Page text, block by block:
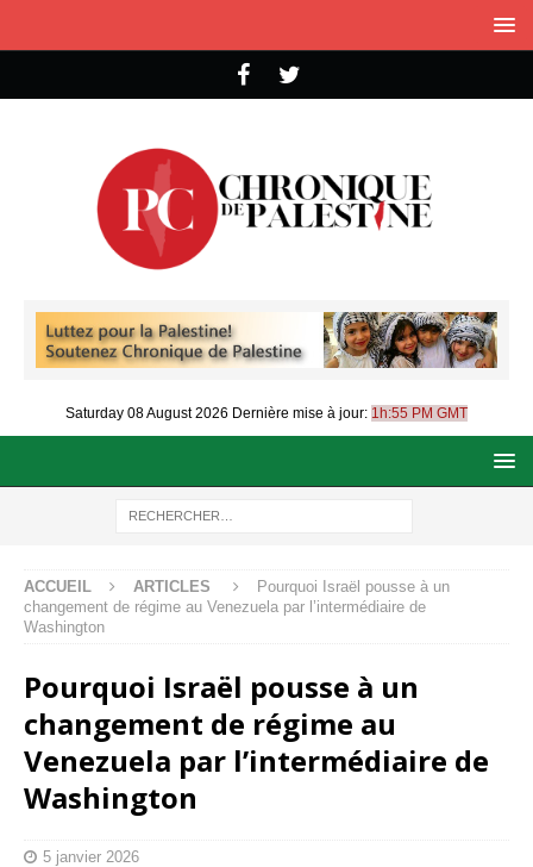
Saturday 08 August 2026 Dernière mise à jour: 1h:55 PM GMT
ACCUEIL ARTICLES
Pourquoi Israël pousse à un
changement de régime au Venezuela par l’intermédiaire de
Washington
Pourquoi Israël pousse à un
changement de régime au
Venezuela par l’intermédiaire de
Washington
5 janvier 2026